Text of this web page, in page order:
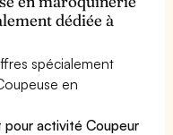
dédiée à
spécialement
en
pour activité Coupeur